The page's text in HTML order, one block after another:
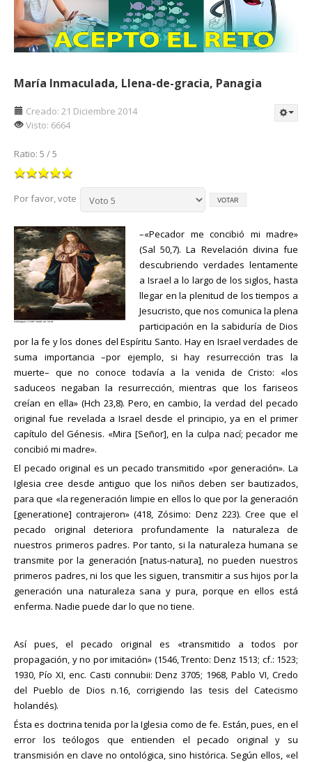
María Inmaculada, Llena-de-gracia, Panagia
Creado: 21 Diciembre 2014
Visto: 6664
Ratio: 5 /5
Por favor, vote
–«Pecador me concibió mi madre»
(Sal 50,7). La Revelación divina fue
descubriendo verdades lentamente
a Israel a lo largo de los siglos, hasta
llegar en la plenitud de los tiempos a
Jesucristo, que nos comunica la plena
participación en la sabiduría de Dios
por la fe y los dones del Espíritu Santo. Hay en Israel verdades de
suma importancia –por ejemplo, si hay resurrección tras la
muerte– que no conoce todavía a la venida de Cristo: «los
saduceos negaban la resurrección, mientras que los fariseos
creían en ella» (Hch 23,8). Pero, en cambio, la verdad del pecado
original fue revelada a Israel desde el principio, ya en el primer
capítulo del Génesis. «Mira [Señor], en la culpa nací; pecador me
concibió mi madre».
El pecado original es un pecado transmitido «por generación». La
Iglesia cree desde antiguo que los niños deben ser bautizados,
para que «la regeneración limpie en ellos lo que por la generación
[generatione] contrajeron» (418, Zósimo: Denz 223). Cree que el
pecado original deteriora profundamente la naturaleza de
nuestros primeros padres. Por tanto, si la naturaleza humana se
transmite por la generación [natus-natura], no pueden nuestros
primeros padres, ni los que les siguen, transmitir a sus hijos por la
generación una naturaleza sana y pura, porque en ellos está
enferma. Nadie puede dar lo que no tiene.
Así pues, el pecado original es «transmitido a todos por
propagación, y no por imitación» (1546, Trento: Denz 1513; cf.: 1523;
1930, Pío XI, enc. Casti connubii: Denz 3705; 1968, Pablo VI, Credo
del Pueblo de Dios n.16, corrigiendo las tesis del Catecismo
holandés).
Ésta es doctrina tenida por la Iglesia como de fe. Están, pues, en el
error los teólogos que entienden el pecado original y su
transmisión en clave no ontológica, sino histórica. Según ellos, «el